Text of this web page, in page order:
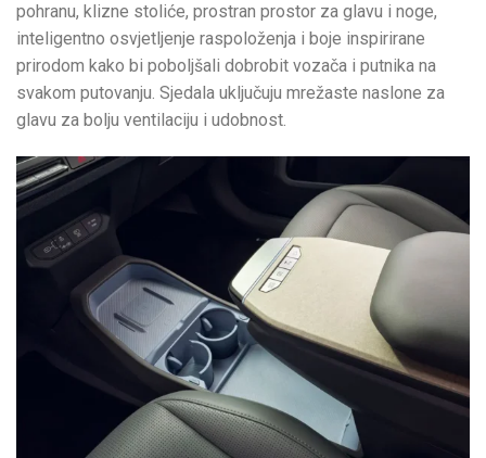
pohranu, klizne stoliće, prostran prostor za glavu i noge,
inteligentno osvjetljenje raspoloženja i boje inspirirane
prirodom kako bi poboljšali dobrobit vozača i putnika na
svakom putovanju. Sjedala uključuju mrežaste naslone za
glavu za bolju ventilaciju i udobnost.